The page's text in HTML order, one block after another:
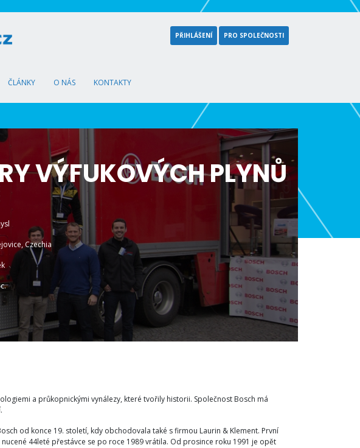
PŘIHLÁŠENÍ PRO SPOLEČNOSTI
ČLÁNKY O NÁS KONTAKTY
VÝFUKOVÝCH PLYNŮ
Czechia
a průkopnickými vynálezy, které tvořily historii. Společnost Bosch má
od konce 19. století, kdy obchodovala také s firmou Laurin & Klement. První
44leté přestávce se po roce 1989 vrátila. Od prosince roku 1991 je opět